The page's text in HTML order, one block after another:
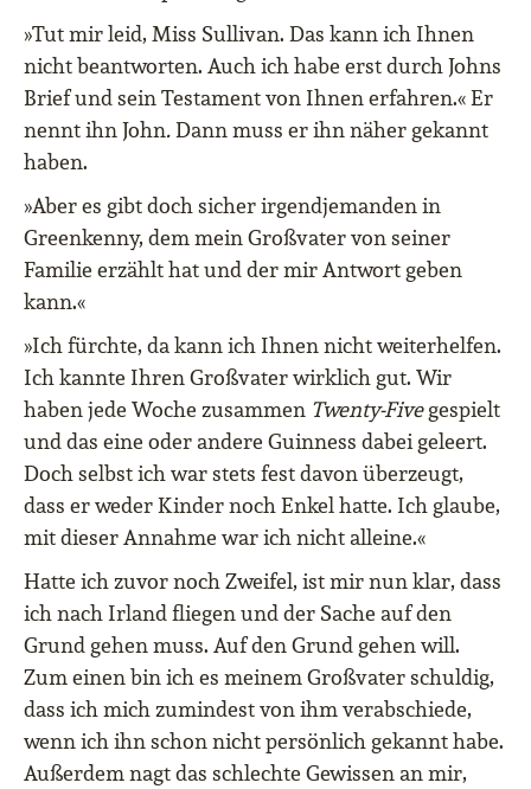
»Tut mir leid, Miss Sullivan. Das kann ich Ihnen
nicht beantworten. Auch ich habe erst durch Johns
Brief und sein Testament von Ihnen erfahren.« Er
nennt ihn John.Dann muss er ihn näher gekannt
haben.
»Aber es gibt doch sicher irgendjemanden in
Greenkenny, dem mein Großvater von seiner
Familie erzählt hat und der mir Antwort geben
kann.«
»Ich fürchte, da kann ich Ihnen nicht weiterhelfen.
Ich kannte Ihren Großvater wirklich gut. Wir
haben jede Woche zusammen Twenty-Fivegespielt
und das eine oder andere Guinness dabei geleert.
Doch selbst ich war stets fest davon überzeugt,
dass er weder Kinder noch Enkel hatte. Ich glaube,
mit dieser Annahme war ich nicht alleine.«
Hatte ich zuvor noch Zweifel, ist mir nun klar, dass
ich nach Irland fliegen und der Sache auf den
Grund gehen muss. Auf den Grund gehen will.
Zum einen bin ich es meinem Großvater schuldig,
dass ich mich zumindest von ihm verabschiede,
wenn ich ihn schon nicht persönlich gekannt habe.
Außerdem nagt das schlechte Gewissen an mir,